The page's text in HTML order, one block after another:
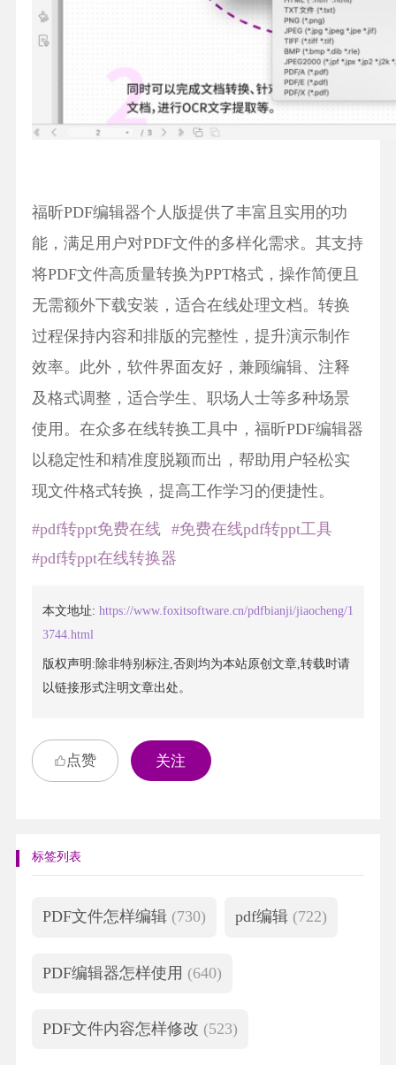
福昕PDF编辑器个人版提供了丰富且实用的功
能，满足用户对PDF文件的多样化需求。其支持
将PDF文件高质量转换为PPT格式，操作简便且
无需额外下载安装，适合在线处理文档。转换
过程保持内容和排版的完整性，提升演示制作
效率。此外，软件界面友好，兼顾编辑、注释
及格式调整，适合学生、职场人士等多种场景
使用。在众多在线转换工具中，福昕PDF编辑器
以稳定性和精准度脱颖而出，帮助用户轻松实
现文件格式转换，提高工作学习的便捷性。
#pdf转ppt免费在线
#免费在线pdf转ppt工具
#pdf转ppt在线转换器
本文地址: https://www.foxitsoftware.cn/pdfbianji/jiaocheng/1
3744.html
版权声明:除非特别标注,否则均为本站原创文章,转载时请
以链接形式注明文章出处。
点赞 关注
标签列表
PDF文件怎样编辑 (730) pdf编辑 (722)
PDF编辑器怎样使用 (640)
PDF文件内容怎样修改 (523)